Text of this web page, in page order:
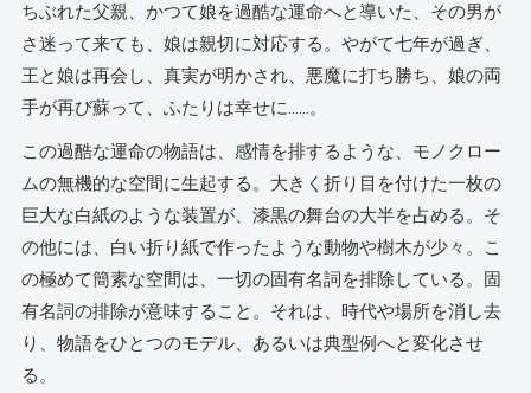
ちぶれた父親、かつて娘を過酷な運命へと導いた、その男が
さ迷って来ても、娘は親切に対応する。やがて七年が過ぎ、
王と娘は再会し、真実が明かされ、悪魔に打ち勝ち、娘の両
手が再び蘇って、ふたりは幸せに……。
この過酷な運命の物語は、感情を排するような、モノクロー
ムの無機的な空間に生起する。大きく折り目を付けた一枚の
巨大な白紙のような装置が、漆黒の舞台の大半を占める。そ
の他には、白い折り紙で作ったような動物や樹木が少々。こ
の極めて簡素な空間は、一切の固有名詞を排除している。固
有名詞の排除が意味すること。それは、時代や場所を消し去
り、物語をひとつのモデル、あるいは典型例へと変化させ
る。